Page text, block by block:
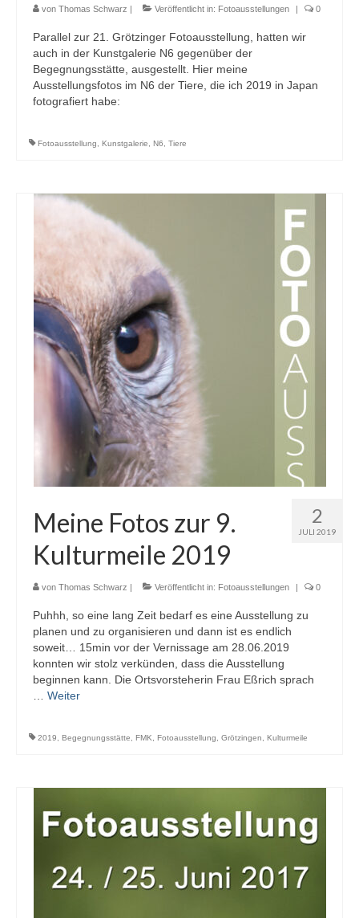
von Thomas Schwarz | Veröffentlicht in: Fotoausstellungen | 0
Parallel zur 21. Grötzinger Fotoausstellung, hatten wir
auch in der Kunstgalerie N6 gegenüber der
Begegnungsstätte, ausgestellt. Hier meine
Ausstellungsfotos im N6 der Tiere, die ich 2019 in Japan
fotografiert habe:
Fotoausstellung Kunstgalerie N6 Tiere
2
JULI 2019
Meine Fotos zur 9.
Kulturmeile 2019
von Thomas Schwarz | Veröffentlicht in: Fotoausstellungen | 0
Puhhh, so eine lang Zeit bedarf es eine Ausstellung zu
planen und zu organisieren und dann ist es endlich
soweit… 15min vor der Vernissage am 28.06.2019
konnten wir stolz verkünden, dass die Ausstellung
beginnen kann. Die Ortsvorsteherin Frau Eßrich sprach
Weiter
2019 Begegnungsstätte FMK Fotoausstellung Grötzingen Kulturmeile